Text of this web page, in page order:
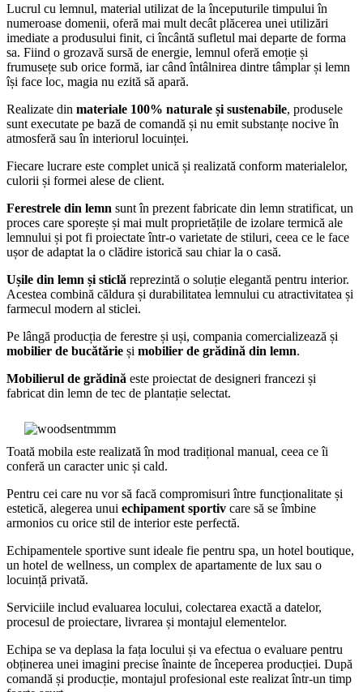
Lucrul cu lemnul, material utilizat de la începuturile timpului în
numeroase domenii, oferă mai mult decât plăcerea unei utilizări
imediate a produsului finit, ci încântă sufletul mai departe de forma
sa. Fiind o grozavă sursă de energie, lemnul oferă emoție și
frumusețe sub orice formă, iar când întâlnirea dintre tâmplar și lemn
își face loc, magia nu ezită să apară.
Realizate din materiale 100% naturale și sustenabile, produsele
sunt executate pe bază de comandă și nu emit substanțe nocive în
atmosferă sau în interiorul locuinței.
Fiecare lucrare este complet unică și realizată conform materialelor,
culorii și formei alese de client.
Ferestrele din lemn sunt în prezent fabricate din lemn stratificat, un
proces care sporește și mai mult proprietățile de izolare termică ale
lemnului și pot fi proiectate într-o varietate de stiluri, ceea ce le face
ușor de adaptat la o clădire istorică sau chiar la o casă.
Ușile din lemn și sticlă reprezintă o soluție elegantă pentru interior.
Acestea combină căldura și durabilitatea lemnului cu atractivitatea și
farmecul modern al sticlei.
Pe lângă producția de ferestre și uși, compania comercializează și
mobilier de bucătărie și mobilier de grădină din lemn.
Mobilierul de grădină este proiectat de designeri francezi și
fabricat din lemn de tec de plantație selectat.
Toată mobila este realizată în mod tradițional manual, ceea ce îi
conferă un caracter unic și cald.
Pentru cei care nu vor să facă compromisuri între funcționalitate și
estetică, alegerea unui echipament sportiv care să se îmbine
armonios cu orice stil de interior este perfectă.
Echipamentele sportive sunt ideale fie pentru spa, un hotel boutique,
un hotel de wellness, un complex de apartamente de lux sau o
locuință privată.
Serviciile includ evaluarea locului, colectarea exactă a datelor,
procesul de proiectare, livrarea și montajul elementelor.
Echipa se va deplasa la fața locului și va efectua o evaluare pentru
obținerea unei imagini precise înainte de începerea producției. După
comandă și producție, montajul profesional este realizat într-un timp